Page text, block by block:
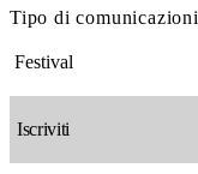
Tipo di comunicazioni